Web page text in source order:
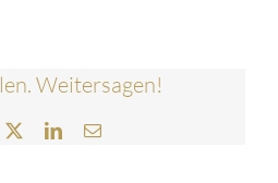
Weitersagen!
TwitterLinkedIn
E-